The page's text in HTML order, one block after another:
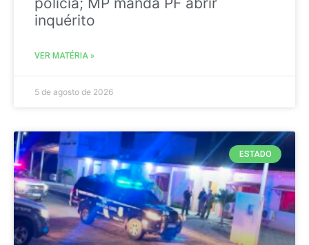
inquérito
VER MATÉRIA »
5 de agosto de 2026
ESTADO